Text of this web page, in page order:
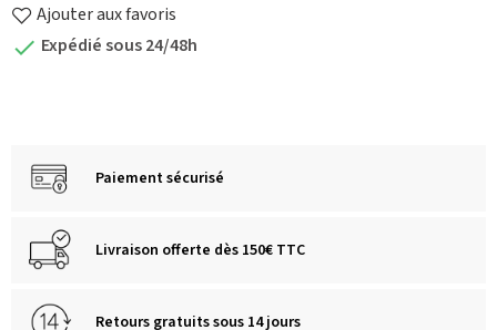
Ajouter aux favoris
 Expédié sous 24/48h
Paiement sécurisé
Livraison offerte dès 150€ TTC
Retours gratuits sous 14 jours